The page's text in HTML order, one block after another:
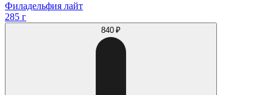
Филадельфия лайт
285 г
840 ₽